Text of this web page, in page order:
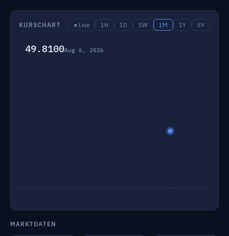
KURSCHART ● Live 1H 1D 1W 1M 1Y 5Y
49.8100Aug 6, 2026
MARKTDATEN